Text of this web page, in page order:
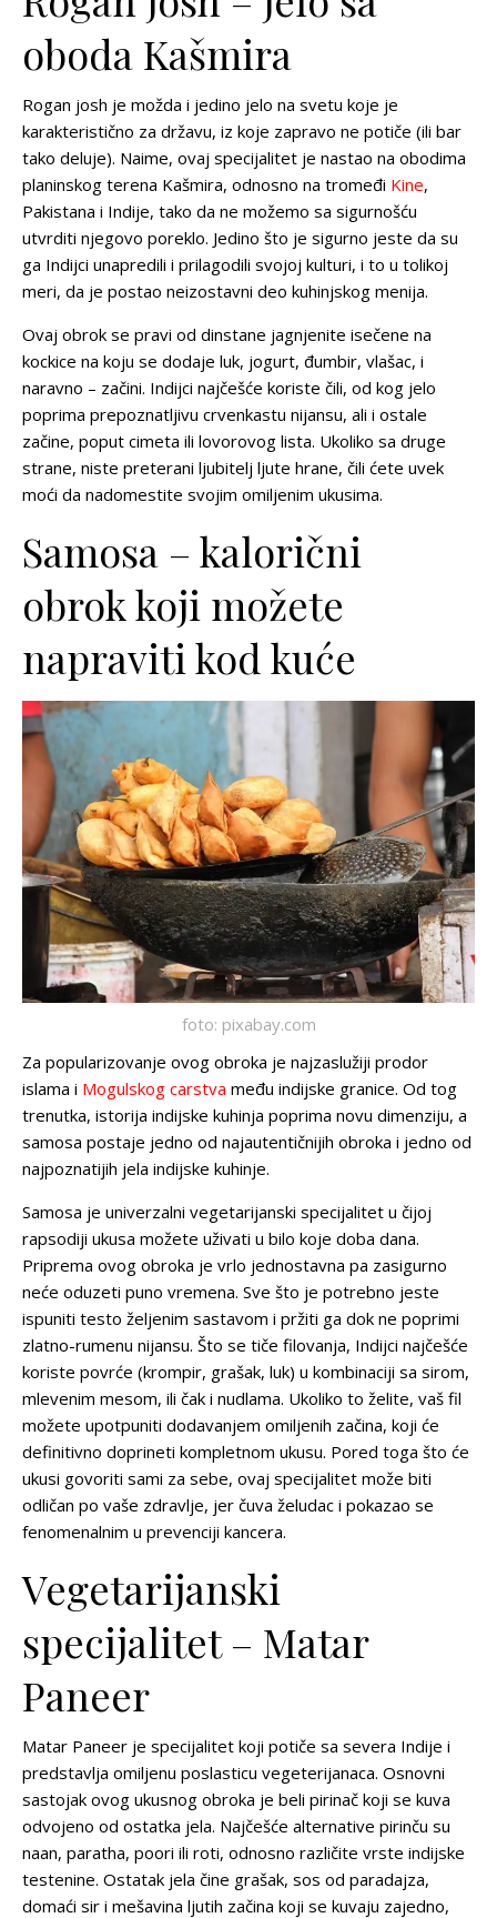
oboda Kašmira
Rogan josh je možda i jedino jelo na svetu koje je
karakteristično za državu, iz koje zapravo ne potiče (ili bar
tako deluje). Naime, ovaj specijalitet je nastao na obodima
planinskog terena Kašmira, odnosno na tromeđi Kine,
Pakistana i Indije, tako da ne možemo sa sigurnošću
utvrditi njegovo poreklo. Jedino što je sigurno jeste da su
ga Indijci unapredili i prilagodili svojoj kulturi, i to u tolikoj
meri, da je postao neizostavni deo kuhinjskog menija.
Ovaj obrok se pravi od dinstane jagnjenite isečene na
kockice na koju se dodaje luk, jogurt, đumbir, vlašac, i
naravno – začini. Indijci najčešće koriste čili, od kog jelo
poprima prepoznatljivu crvenkastu nijansu, ali i ostale
začine, poput cimeta ili lovorovog lista. Ukoliko sa druge
strane, niste preterani ljubitelj ljute hrane, čili ćete uvek
moći da nadomestite svojim omiljenim ukusima.
Samosa – kalorični
obrok koji možete
napraviti kod kuće
foto: pixabay.com
Za popularizovanje ovog obroka je najzaslužiji prodor
islama i Mogulskog carstva među indijske granice. Od tog
trenutka, istorija indijske kuhinja poprima novu dimenziju, a
samosa postaje jedno od najautentičnijih obroka i jedno od
najpoznatijih jela indijske kuhinje.
Samosa je univerzalni vegetarijanski specijalitet u čijoj
rapsodiji ukusa možete uživati u bilo koje doba dana.
Priprema ovog obroka je vrlo jednostavna pa zasigurno
neće oduzeti puno vremena. Sve što je potrebno jeste
ispuniti testo željenim sastavom i pržiti ga dok ne poprimi
zlatno-rumenu nijansu. Što se tiče filovanja, Indijci najčešće
koriste povrće (krompir, grašak, luk) u kombinaciji sa sirom,
mlevenim mesom, ili čak i nudlama. Ukoliko to želite, vaš fil
možete upotpuniti dodavanjem omiljenih začina, koji će
definitivno doprineti kompletnom ukusu. Pored toga što će
ukusi govoriti sami za sebe, ovaj specijalitet može biti
odličan po vaše zdravlje, jer čuva želudac i pokazao se
fenomenalnim u prevenciji kancera.
Vegetarijanski
specijalitet – Matar
Paneer
Matar Paneer je specijalitet koji potiče sa severa Indije i
predstavlja omiljenu poslasticu vegeterijanaca. Osnovni
sastojak ovog ukusnog obroka je beli pirinač koji se kuva
odvojeno od ostatka jela. Najčešće alternative pirinču su
naan, paratha, poori ili roti, odnosno različite vrste indijske
testenine. Ostatak jela čine grašak, sos od paradajza,
domaći sir i mešavina ljutih začina koji se kuvaju zajedno,